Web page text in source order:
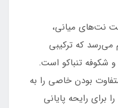
نت‌های میانی،
می‌رسد که ترکیبی
و شکوفه تنباکو است.
بودن خاصی را به
برای رایحه پایانی